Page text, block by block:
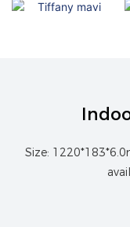
Size: